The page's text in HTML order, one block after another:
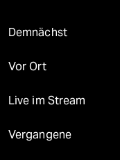
Demnächst
Vor Ort
Live im Stream
Vergangene